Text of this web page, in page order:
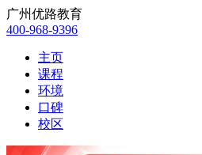
广州优路教育
400-968-9396
主页
课程
环境
口碑
校区